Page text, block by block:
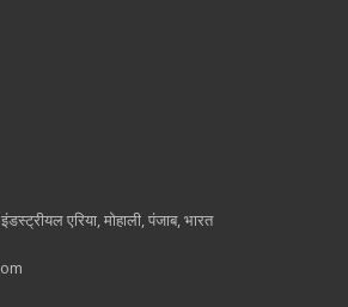
एरिया, मोहाली, पंजाब, भारत